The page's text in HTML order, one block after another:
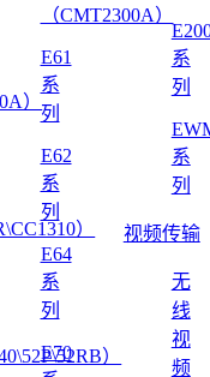
）
）
）
（CMT2300A）
E61
系
列
E62
系
列
E64
系
列
E70
系
列
系
列
视频传输
无
线
视
频